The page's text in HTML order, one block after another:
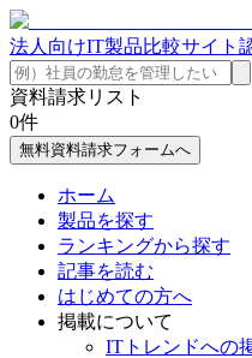
法人向けIT製品比較サイト
資料請求リスト
0件
無料資料請求フォームへ
ホーム
製品を探す
ランキングから探す
記事を読む
はじめての方へ
掲載について
ITトレンドへの